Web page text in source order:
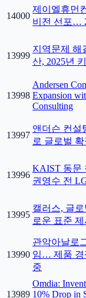
14000
제이엘휴먼
비전 선포…
13999
지역문제 해
산, 2025년
13998
Andersen
Expansion
Consulting
13997
앤더슨 컨설
로 글로벌
13996
KAIST 동문
권영수 전
13995
캘러스, 글
로운 표준 제
13990
관악아날로
임… 제품 경
중
13989
Omdia:
10% Drop in